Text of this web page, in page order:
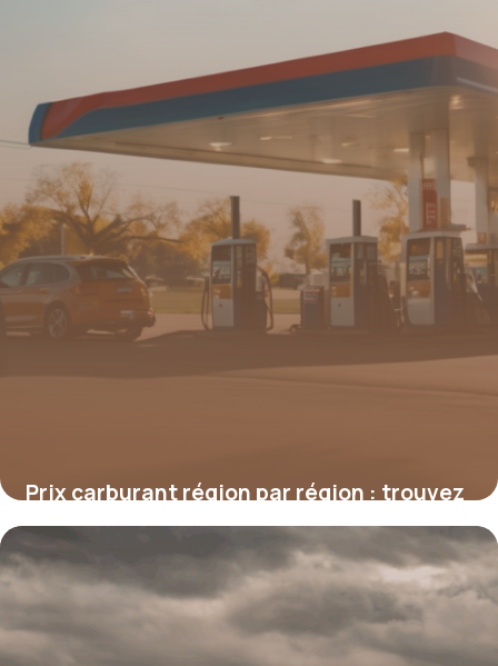
Prix carburant région par région : trouvez
la meilleure station
16 juin 2026